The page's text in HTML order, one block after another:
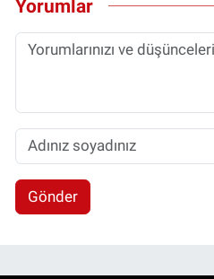
Yorumlar
Gönder